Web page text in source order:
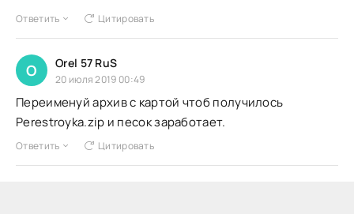
Ответить Цитировать
O Orel 57 RuS
20 июля 2019 00:49
Переименуй архив с картой чтоб получилось
Perestroyka.zip и песок заработает.
Ответить Цитировать